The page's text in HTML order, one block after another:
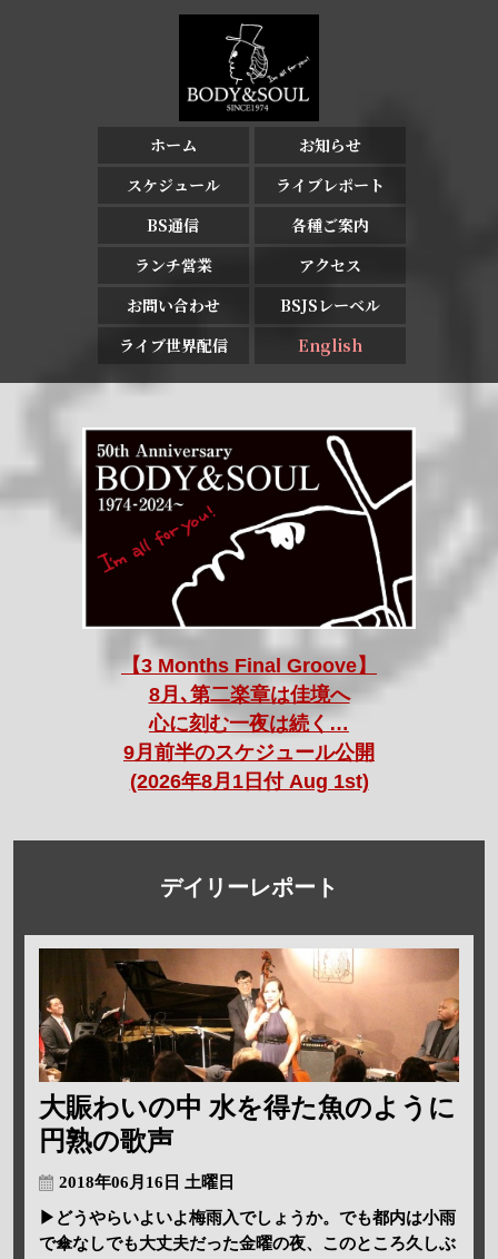
ホーム
お知らせ
スケジュール
ライブレポート
BS通信
各種ご案内
ランチ営業
アクセス
お問い合わせ
BSJSレーベル
ライブ世界配信
English
【3 Months Final Groove】
8月､第二楽章は佳境へ
心に刻む一夜は続く…
9月前半のスケジュール公開
(2026年8月1日付 Aug 1st)
デイリーレポート
大賑わいの中 水を得た魚のように
円熟の歌声
2018年06月16日 土曜日
▶どうやらいよいよ梅雨入でしょうか。でも都内は小雨
で傘なしでも大丈夫だった金曜の夜、このところ久しぶ